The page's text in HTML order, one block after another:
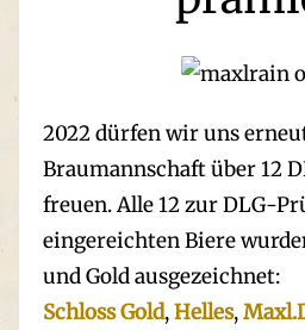
2022 dürfen wir uns
Braumannschaft über 12
freuen. Alle 12 zur DLG-
eingereichten Biere
und Gold ausgezeichnet:
Schloss Gold,Helles,